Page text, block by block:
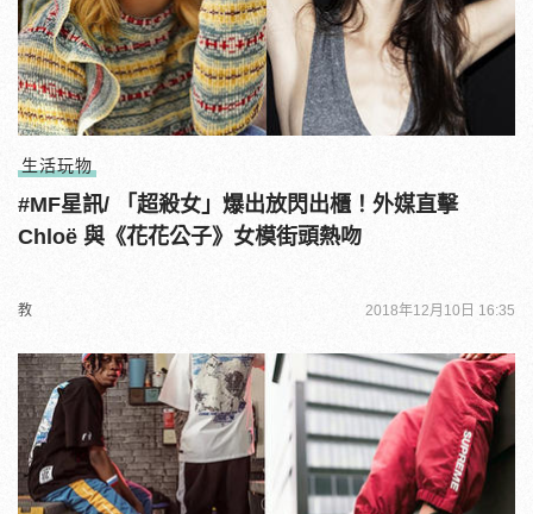
生活玩物
#MF星訊/ 「超殺女」爆出放閃出櫃！外媒直擊
Chloë 與《花花公子》女模街頭熱吻
教 2018年12月10日 16:35